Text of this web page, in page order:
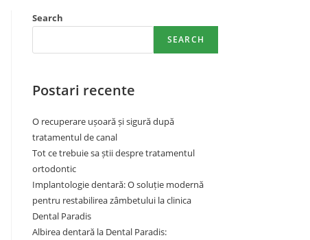
Search
SEARCH
Postari recente
O recuperare ușoară și sigură după
tratamentul de canal
Tot ce trebuie sa știi despre tratamentul
ortodontic
Implantologie dentară: O soluție modernă
pentru restabilirea zâmbetului la clinica
Dental Paradis
Albirea dentară la Dental Paradis: